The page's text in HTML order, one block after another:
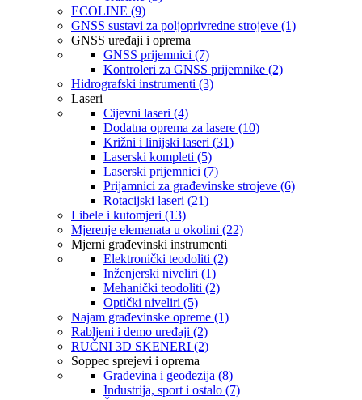
ECOLINE (9)
GNSS sustavi za poljoprivredne strojeve (1)
GNSS uređaji i oprema
GNSS prijemnici (7)
Kontroleri za GNSS prijemnike (2)
Hidrografski instrumenti (3)
Laseri
Cijevni laseri (4)
Dodatna oprema za lasere (10)
Križni i linijski laseri (31)
Laserski kompleti (5)
Laserski prijemnici (7)
Prijamnici za građevinske strojeve (6)
Rotacijski laseri (21)
Libele i kutomjeri (13)
Mjerenje elemenata u okolini (22)
Mjerni građevinski instrumenti
Elektronički teodoliti (2)
Inženjerski niveliri (1)
Mehanički teodoliti (2)
Optički niveliri (5)
Najam građevinske opreme (1)
Rabljeni i demo uređaji (2)
RUČNI 3D SKENERI (2)
Soppec sprejevi i oprema
Građevina i geodezija (8)
Industrija, sport i ostalo (7)